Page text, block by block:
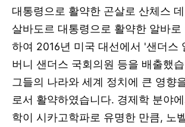
대통령으로 활약한 곤살로 산체스
살바도르 대통령으로 활약한 알바로
하여 2016년 미국 대선에서 '샌더스
버니 샌더스 국회의원 등을 배출했
그들의 나라와 세계 정치에 큰 영향
로서 활약하였습니다. 경제학 분야
학이 시카고학파로 유명한 만큼, 노